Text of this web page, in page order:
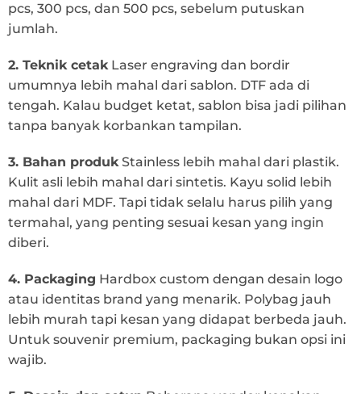
pcs, 300 pcs, dan 500 pcs, sebelum putuskan
jumlah.
2. Teknik cetakLaser engraving dan bordir
umumnya lebih mahal dari sablon. DTF ada di
tengah. Kalau budget ketat, sablon bisa jadi pilihan
tanpa banyak korbankan tampilan.
3. Bahan produkStainless lebih mahal dari plastik.
Kulit asli lebih mahal dari sintetis. Kayu solid lebih
mahal dari MDF. Tapi tidak selalu harus pilih yang
termahal, yang penting sesuai kesan yang ingin
diberi.
4. Packaging Hardbox custom dengan desain logo
atau identitas brand yang menarik. Polybag jauh
lebih murah tapi kesan yang didapat berbeda jauh.
Untuk souvenir premium, packaging bukan opsi ini
wajib.